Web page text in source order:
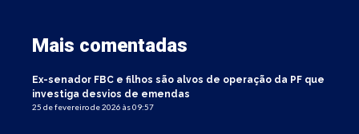
Mais comentadas
Ex-senador FBC e filhos são alvos de operação da PF que
investiga desvios de emendas
25 de fevereiro de 2026 às 09:57